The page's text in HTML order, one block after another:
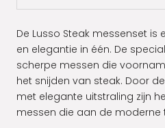
De Lusso Steak messenset
en elegantie in één. De
scherpe messen die
het snijden van steak. Door
met elegante uitstraling zijn
messen die aan de moderne